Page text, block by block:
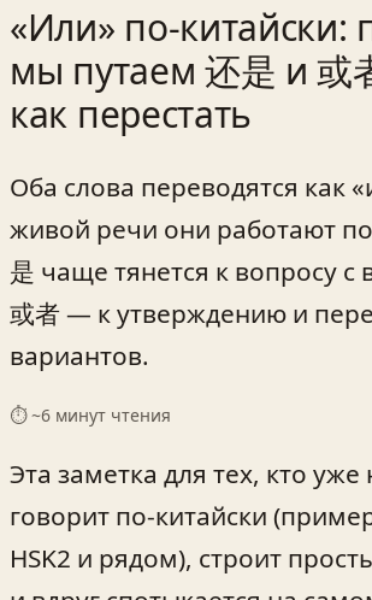
«Или» по‑китайски:
мы путаем 还是 и
как перестать
Оба слова переводятся как
живой речи они работают
是 чаще тянется к вопросу
或者 — к утверждению и
вариантов.
⏱ ~6 минут чтения
Эта заметка для тех, кто
говорит по‑китайски
HSK2 и рядом), строит